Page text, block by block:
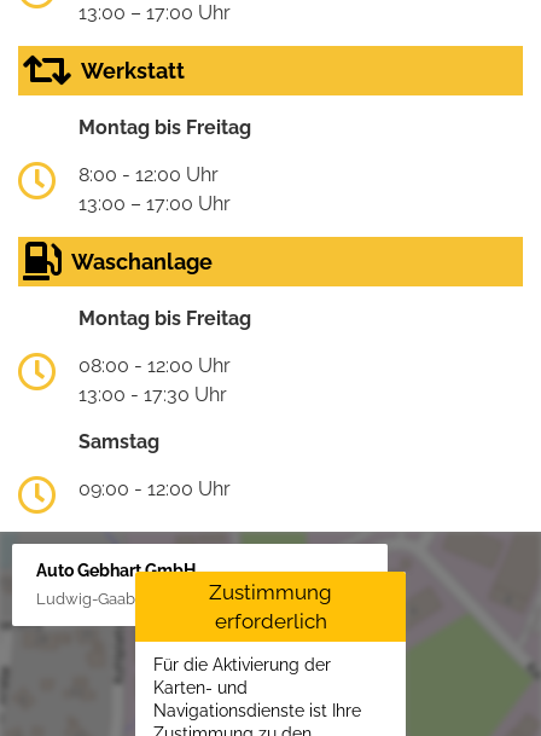
13:00 – 17:00 Uhr
Werkstatt
Montag bis Freitag
8:00 - 12:00 Uhr
13:00 – 17:00 Uhr
Waschanlage
Montag bis Freitag
08:00 - 12:00 Uhr
13:00 - 17:30 Uhr
Samstag
09:00 - 12:00 Uhr
Auto Gebhart GmbH
Ludwig-Gaab-Str. 4, 88427 Bad Schussenried
Zustimmung
erforderlich
Für die Aktivierung der
Karten- und
Navigationsdienste ist Ihre